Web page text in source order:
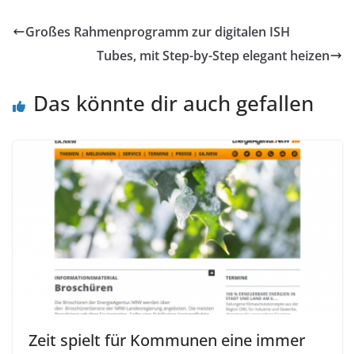
Großes Rahmenprogramm zur digitalen ISH
Tubes, mit Step-by-Step elegant heizen
Das könnte dir auch gefallen
Zeit spielt für Kommunen eine immer